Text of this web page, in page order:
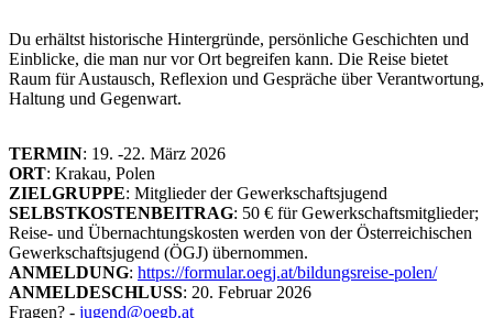
Du erhältst historische Hintergründe, persönliche Geschichten und
Einblicke, die man nur vor Ort begreifen kann. Die Reise bietet
Raum für Austausch, Reflexion und Gespräche über Verantwortung,
Haltung und Gegenwart.
TERMIN: 19. -22. März 2026
ORT: Krakau, Polen
ZIELGRUPPE: Mitglieder der Gewerkschaftsjugend
SELBSTKOSTENBEITRAG: 50 € für Gewerkschaftsmitglieder;
Reise- und Übernachtungskosten werden von der Österreichischen
Gewerkschaftsjugend (ÖGJ) übernommen.
ANMELDUNG: https://formular.oegj.at/bildungsreise-polen/
ANMELDESCHLUSS: 20. Februar 2026
Fragen? - jugend@oegb.at